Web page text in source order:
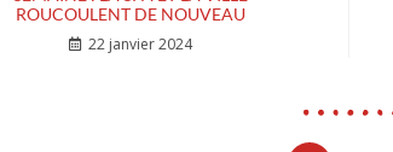
ROUCOULENT DE NOUVEAU
22 janvier 2024